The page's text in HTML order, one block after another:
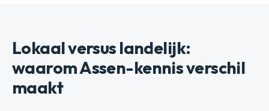
Lokaal versus landelijk:
waarom Assen-kennis verschil
maakt